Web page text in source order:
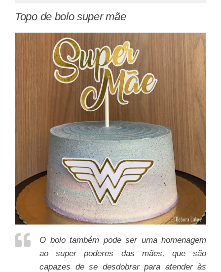
Topo de bolo super mãe
O bolo também pode ser uma homenagem
ao super poderes das mães, que são
capazes de se desdobrar para atender às